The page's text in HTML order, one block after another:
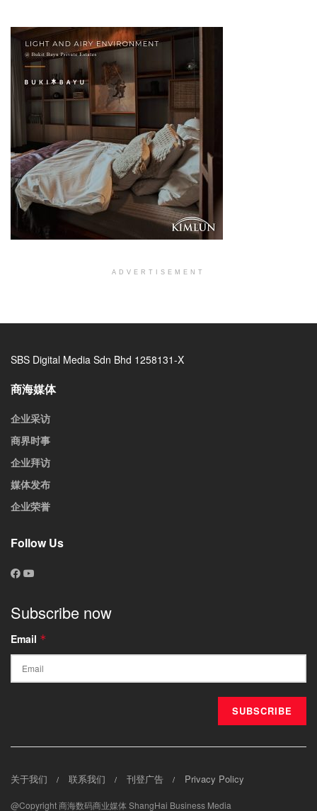
ADVERTISEMENT
SBS Digital Media Sdn Bhd 1258131-X
商海媒体
企业采访
商界时事
企业拜访
媒体发布
企业荣誉
Follow Us
Subscribe now
Email *
关于我们 联系我们 刊登广告 Privacy Policy
@Copyright 商海数码商业媒体 ShangHai Business Media